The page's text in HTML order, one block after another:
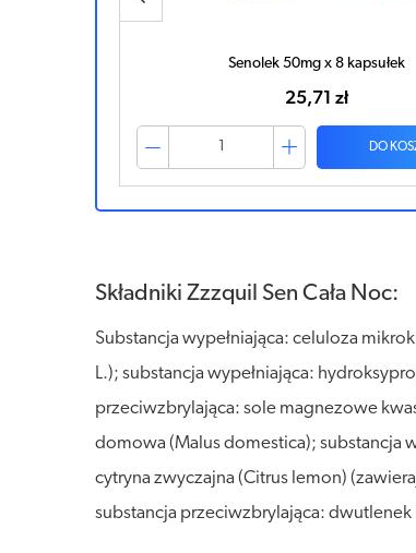
Senolek 50mg x 8 kapsułek
25,71 zł
DO
Składniki Zzzquil Sen Cała Noc:
Substancja wypełniająca: celuloza
L.); substancja wypełniająca:
przeciwzbrylająca: sole magnezowe
domowa (Malus domestica); substancja
cytryna zwyczajna (Citrus lemon)
substancja przeciwzbrylająca: dwutlenek